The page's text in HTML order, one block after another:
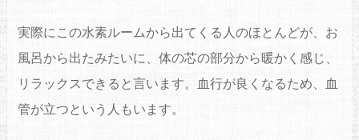
実際にこの水素ルームから出てくる人のほとんどが、お
風呂から出たみたいに、体の芯の部分から暖かく感じ、
リラックスできると言います。血行が良くなるため、血
管が立つという人もいます。